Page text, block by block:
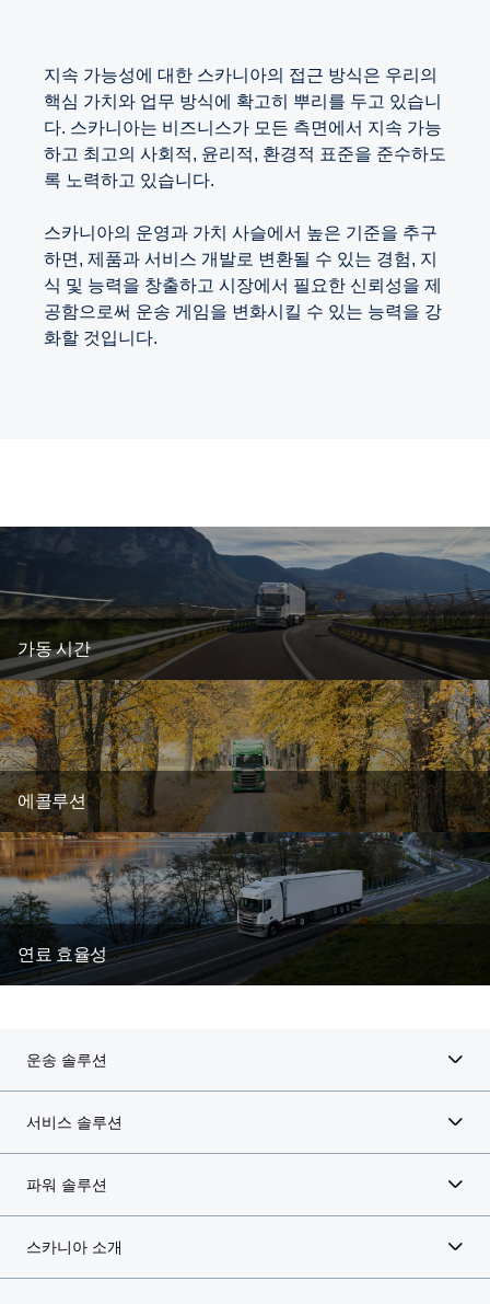
지속 가능성에 대한 스카니아의 접근 방식은 우리의
핵심 가치와 업무 방식에 확고히 뿌리를 두고 있습니
다. 스카니아는 비즈니스가 모든 측면에서 지속 가능
하고 최고의 사회적, 윤리적, 환경적 표준을 준수하도
록 노력하고 있습니다.
스카니아의 운영과 가치 사슬에서 높은 기준을 추구
하면, 제품과 서비스 개발로 변환될 수 있는 경험, 지
식 및 능력을 창출하고 시장에서 필요한 신뢰성을 제
공함으로써 운송 게임을 변화시킬 수 있는 능력을 강
화할 것입니다.
가동 시간
에콜루션
연료 효율성
운송 솔루션
서비스 솔루션
파워 솔루션
스카니아 소개